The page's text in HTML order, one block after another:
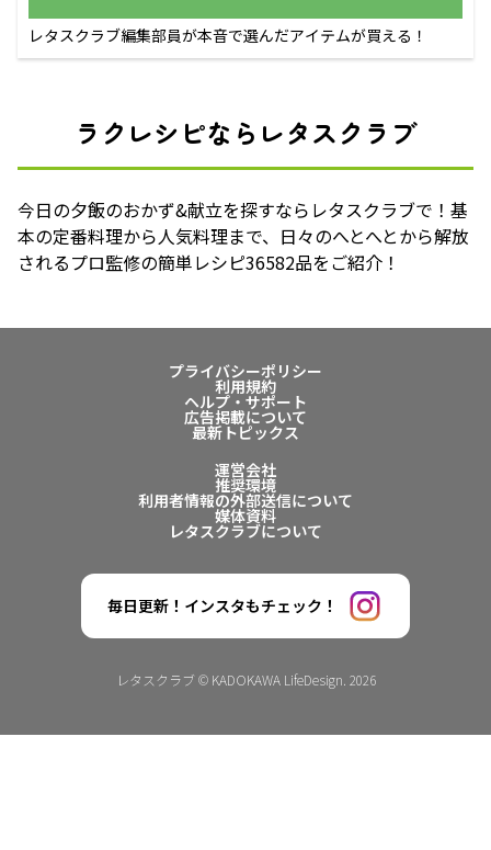
レタスクラブ編集部員が本音で選んだアイテムが買える！
ラクレシピならレタスクラブ
今日の夕飯のおかず&献立を探すならレタスクラブで！基
本の定番料理から人気料理まで、日々のへとへとから解放
されるプロ監修の簡単レシピ36582品をご紹介！
プライバシーポリシー
利用規約
ヘルプ・サポート
広告掲載について
最新トピックス
運営会社
推奨環境
利用者情報の外部送信について
媒体資料
レタスクラブについて
毎日更新！インスタもチェック！
レタスクラブ © KADOKAWA LifeDesign. 2026